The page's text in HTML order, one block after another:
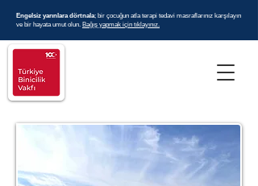
Engelsiz yarınlara dörtnala; bir çocuğun atla terapi tedavi masraflarınız karşılayın
ve bir hayata umut olun. Bağış yapmak için tıklayınız.